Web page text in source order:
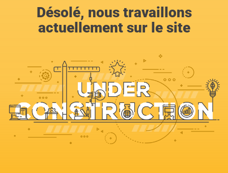
Désolé, nous travaillons
actuellement sur le site